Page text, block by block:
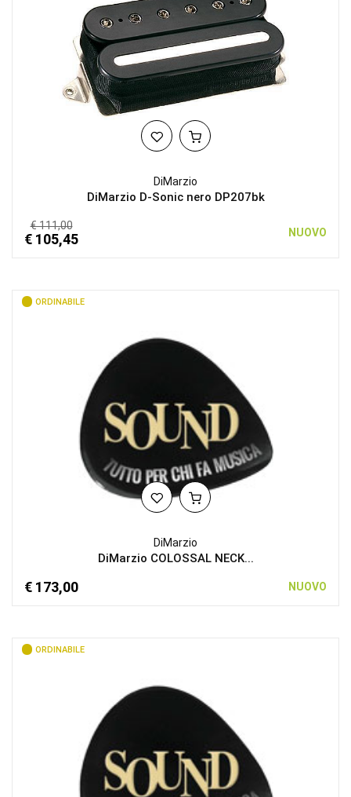
DiMarzio
DiMarzio D-Sonic nero DP207bk
€ 111,00
€ 105,45 NUOVO
ORDINABILE
DiMarzio
DiMarzio COLOSSAL NECK...
€ 173,00 NUOVO
ORDINABILE